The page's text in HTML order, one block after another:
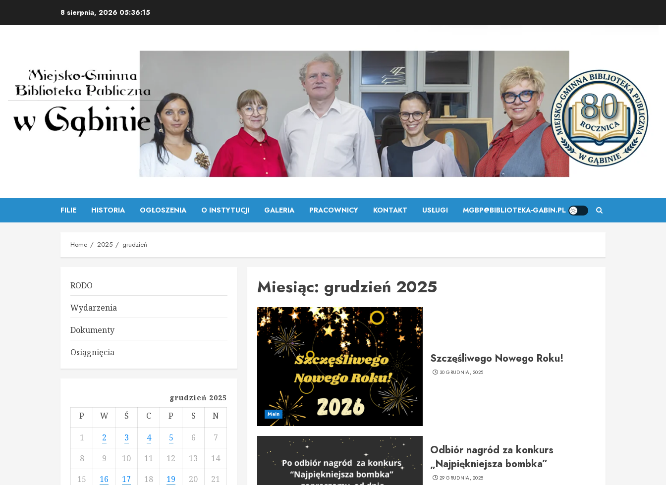
8 sierpnia, 2026 05:36:16
FILIE HISTORIA OGŁOSZENIA O INSTYTUCJI GALERIA PRACOWNICY KONTAKT USŁUGI MGBP@BIBLIOTEKA-GABIN.PL
Home 2025 grudzień
Miesiąc: grudzień 2025
Main
Szczęśliwego Nowego Roku!
30 GRUDNIA, 2025
Odbiór nagród za konkurs
„Najpiękniejsza bombka”
29 GRUDNIA, 2025
RODO
Wydarzenia
Dokumenty
Osiągnięcia
grudzień 2025
P W Ś C P S
N
1
2 3 4 5 6
7
8
9 10 11 12 13
14
15
16 17 18 19 20
21